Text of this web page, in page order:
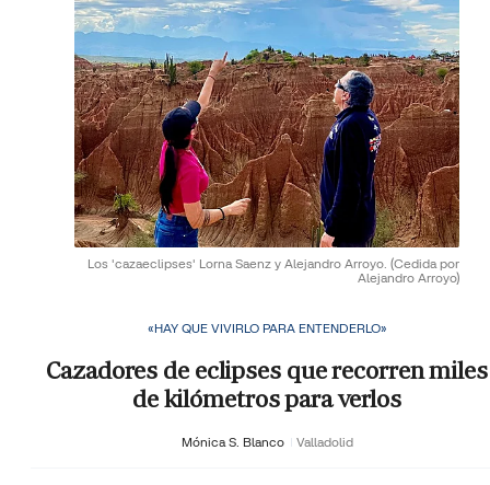
Los 'cazaeclipses' Lorna Saenz y Alejandro Arroyo. (Cedida por
Alejandro Arroyo)
«HAY QUE VIVIRLO PARA ENTENDERLO»
Cazadores de eclipses que recorren miles
de kilómetros para verlos
Mónica S. Blanco Valladolid